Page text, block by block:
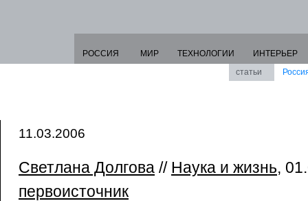
РОССИЯ МИР ТЕХНОЛОГИИ
ИНТЕРЬЕР
статьи
11.03.2006
Светлана Долгова // Наука и жизнь,
первоисточник